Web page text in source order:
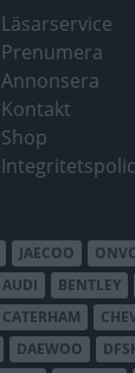
Läsarservice
Prenumera
Annonsera
Kontakt
Shop
JAECOO
AUDI BENTLEY
CATERHAM
DAEWOO